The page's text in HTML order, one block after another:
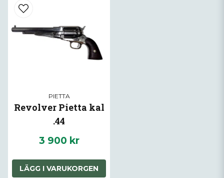
PIETTA
Revolver Pietta kal
.44
Svartkrutsrevolver.
3 900 kr
LÄGG I VARUKORGEN